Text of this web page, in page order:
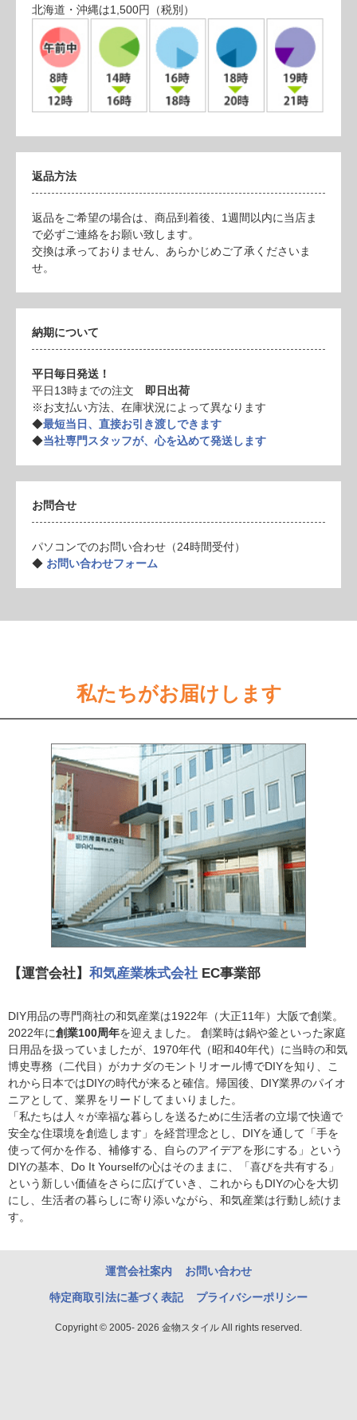
北海道・沖縄は1,500円（税別）
返品方法
返品をご希望の場合は、商品到着後、1週間以内に当店ま
で必ずご連絡をお願い致します。
交換は承っておりません、あらかじめご了承くださいま
せ。
納期について
平日毎日発送！
平日13時までの注文 即日出荷
※お支払い方法、在庫状況によって異なります
◆最短当日、直接お引き渡しできます
◆当社専門スタッフが、心を込めて発送します
お問合せ
パソコンでのお問い合わせ（24時間受付）
◆ お問い合わせフォーム
私たちがお届けします
【運営会社】 和気産業株式会社 EC事業部
DIY用品の専門商社の和気産業は1922年（大正11年）大阪で創業。
2022年に創業100周年を迎えました。 創業時は鍋や釜といった家庭
日用品を扱っていましたが、1970年代（昭和40年代）に当時の和気
博史専務（二代目）がカナダのモントリオール博でDIYを知り、こ
れから日本ではDIYの時代が来ると確信。帰国後、DIY業界のパイオ
ニアとして、業界をリードしてまいりました。
「私たちは人々が幸福な暮らしを送るために生活者の立場で快適で
安全な住環境を創造します」を経営理念とし、DIYを通して「手を
使って何かを作る、補修する、自らのアイデアを形にする」という
DIYの基本、Do It Yourselfの心はそのままに、「喜びを共有する」
という新しい価値をさらに広げていき、これからもDIYの心を大切
にし、生活者の暮らしに寄り添いながら、和気産業は行動し続けま
す。
運営会社案内 お問い合わせ
特定商取引法に基づく表記 プライバシーポリシー
Copyright © 2005- 2026 金物スタイル All rights reserved.